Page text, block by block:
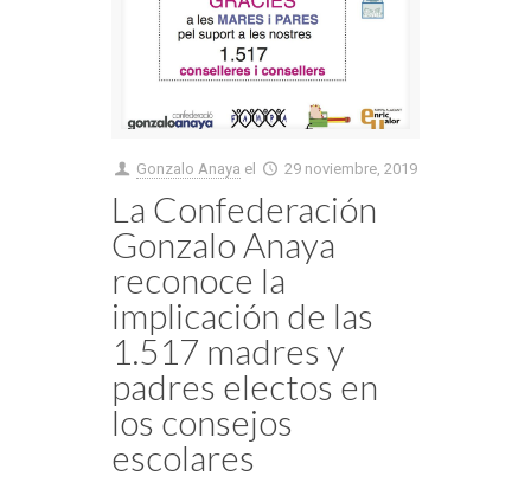
Gonzalo Anaya el 29 noviembre, 2019
La Confederación
Gonzalo Anaya
reconoce la
implicación de las
1.517 madres y
padres electos en
los consejos
escolares